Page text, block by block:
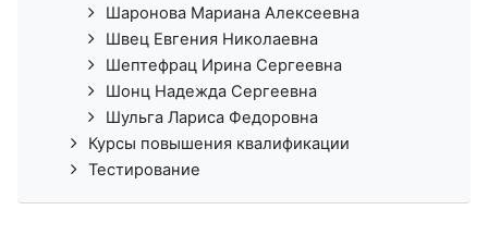
Шаронова Мариана Алексеевна
Швец Евгения Николаевна
Шептефрац Ирина Сергеевна
Шонц Надежда Сергеевна
Шульга Лариса Федоровна
Курсы повышения квалификации
Тестирование